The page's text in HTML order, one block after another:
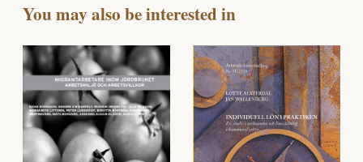
You may also be interested in